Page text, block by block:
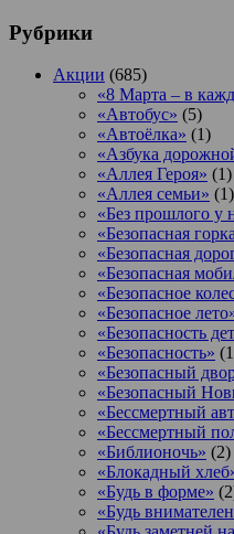
Рубрики
Акции (685)
«8 Марта – в
«Автобус» (5)
«Автоёлка» (1)
«Азбука
«Аллея Героя» (1)
«Аллея семьи» (1)
«Без прошлого у
«Безопасная
«Безопасная
«Безопасная
«Безопасное
«Безопасное
«Безопасность
«Безопасность»
«Безопасный
«Безопасный
«Бессмертный
«Бессмертный
«Библионочь» (2)
«Блокадный
«Будь в форме»
«Будь